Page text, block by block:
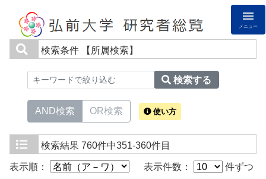
メニュー
検索条件 【所属検索】
検索する
AND検索 OR検索 使い方
検索結果 760件中351-360件目
表示順： 表示件数： 件ずつ